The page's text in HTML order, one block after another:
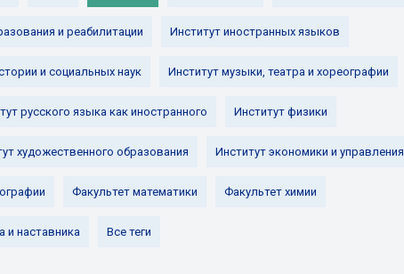
и реабилитации Институт иностранных языков
и социальных наук Институт музыки, театра и хореографии
русского языка как иностранного Институт физики
художественного образования Институт экономики и управления
Факультет математики Факультет химии
и наставника Все теги